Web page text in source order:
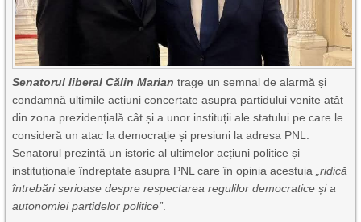
Senatorul liberal Călin Marian trage un semnal de alarmă și
condamnă ultimile acțiuni concertate asupra partidului venite atât
din zona prezidențială cât și a unor instituții ale statului pe care le
consideră un atac la democrație și presiuni la adresa PNL.
Senatorul prezintă un istoric al ultimelor acțiuni politice și
instituționale îndreptate asupra PNL care în opinia acestuia„ridică
întrebări serioase despre respectarea regulilor democratice și a
autonomiei partidelor politice”.